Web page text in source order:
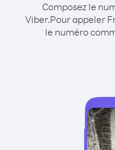
Composez le
Viber.Pour appeler
le numéro